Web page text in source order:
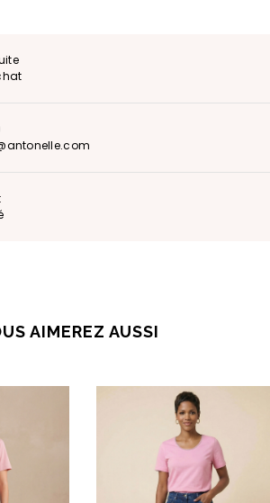
AIMEREZ AUSSI